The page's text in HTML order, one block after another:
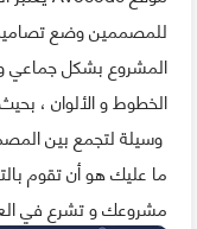
للمصممين وضع
الخطوط و الألوان ،
وسيلة لتجمع بين
ما عليك هو أن تقوم
مشروعك و تشرع في